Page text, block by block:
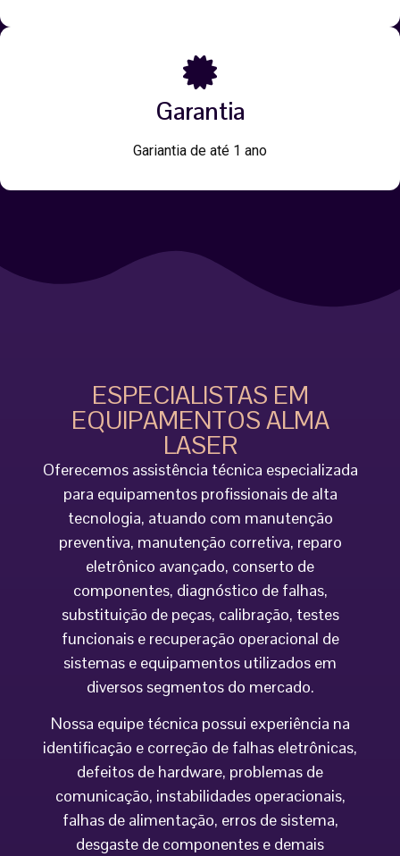
Garantia
Gariantia de até 1 ano
ESPECIALISTAS EM
EQUIPAMENTOS ALMA
LASER
Oferecemos assistência técnica especializada
para equipamentos profissionais de alta
tecnologia, atuando com manutenção
preventiva, manutenção corretiva, reparo
eletrônico avançado, conserto de
componentes, diagnóstico de falhas,
substituição de peças, calibração, testes
funcionais e recuperação operacional de
sistemas e equipamentos utilizados em
diversos segmentos do mercado.
Nossa equipe técnica possui experiência na
identificação e correção de falhas eletrônicas,
defeitos de hardware, problemas de
comunicação, instabilidades operacionais,
falhas de alimentação, erros de sistema,
desgaste de componentes e demais